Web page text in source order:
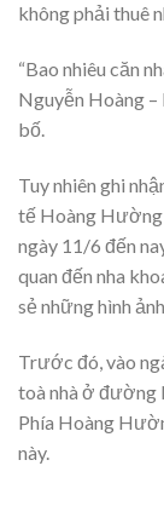
không phải thuê
“Bao nhiêu căn
Nguyễn Hoàng –
bố.
Tuy nhiên ghi
tế Hoàng
ngày 11/6 đến
quan đến nha
sẻ những hình
Trước đó, vào
toà nhà ở đường
Phía Hoàng
này.